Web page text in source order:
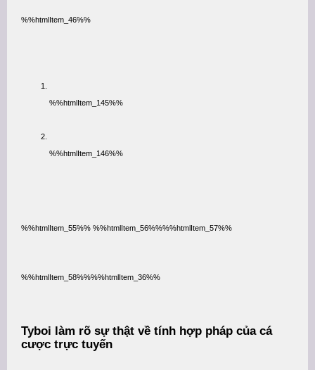
%%htmlItem_46%%
%%htmlItem_145%%
%%htmlItem_146%%
%%htmlItem_55%% %%htmlItem_56%%%%htmlItem_57%%
%%htmlItem_58%%%%htmlItem_36%%
Tyboi làm rõ sự thật về tính hợp pháp của cá
cược trực tuyến